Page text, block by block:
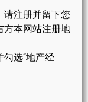
请注册并留下您
方本网站注册地
选“地产经